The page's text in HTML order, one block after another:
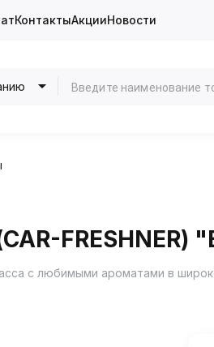
КонтактыАкцииНовости
FRESHNER)
с любимыми ароматами в